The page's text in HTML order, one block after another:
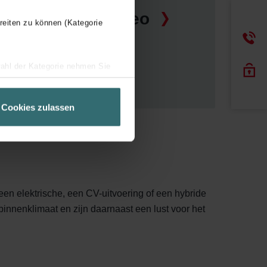
zu können (Kategorie
der Kategorie nehmen Sie
Informationen
über einen Link in der
Cookies zulassen
Nova Neo
elektrische, een CV-uitvoering of een hybride
en zijn daarnaast een lust voor het